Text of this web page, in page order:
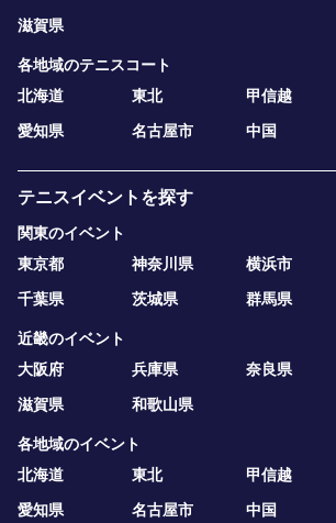
滋賀県
各地域のテニスコート
北海道
東北 甲信越
愛知県
名古屋市 中国
テニスイベントを探す
関東のイベント
東京都
神奈川県 横浜市
千葉県
茨城県 群馬県
近畿のイベント
大阪府
兵庫県 奈良県
滋賀県
和歌山県
各地域のイベント
北海道
東北 甲信越
愛知県
名古屋市 中国